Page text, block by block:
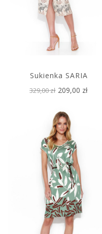
Sukienka SARIA
329,00 zł 209,00 zł